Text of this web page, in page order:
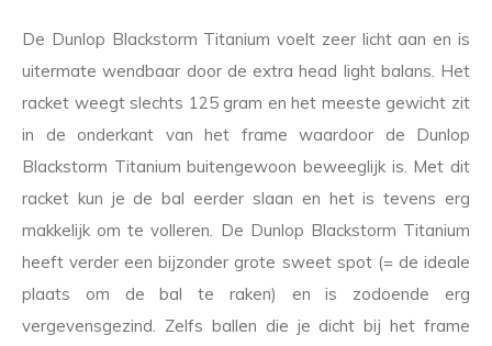
De Dunlop Blackstorm Titanium voelt zeer licht aan en is
uitermate wendbaar door de extra head light balans. Het
racket weegt slechts 125 gram en het meeste gewicht zit
in de onderkant van het frame waardoor de Dunlop
Blackstorm Titanium buitengewoon beweeglijk is. Met dit
racket kun je de bal eerder slaan en het is tevens erg
makkelijk om te volleren. De Dunlop Blackstorm Titanium
heeft verder een bijzonder grote sweet spot (= de ideale
plaats om de bal te raken) en is zodoende erg
vergevensgezind. Zelfs ballen die je dicht bij het frame